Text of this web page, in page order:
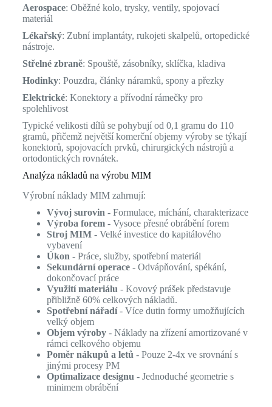
Aerospace: Oběžné kolo, trysky, ventily, spojovací
materiál
Lékařský: Zubní implantáty, rukojeti skalpelů, ortopedické
nástroje.
Střelné zbraně: Spouště, zásobníky, sklíčka, kladiva
Hodinky: Pouzdra, články náramků, spony a přezky
Elektrické: Konektory a přívodní rámečky pro
spolehlivost
Typické velikosti dílů se pohybují od 0,1 gramu do 110
gramů, přičemž největší komerční objemy výroby se týkají
konektorů, spojovacích prvků, chirurgických nástrojů a
ortodontických rovnátek.
Analýza nákladů na výrobu MIM
Výrobní náklady MIM zahrnují:
Vývoj surovin - Formulace, míchání, charakterizace
Výroba forem- Vysoce přesné obrábění forem
Stroj MIM- Velké investice do kapitálového
vybavení
Úkon - Práce, služby, spotřební materiál
Sekundární operace- Odvápňování, spékání,
dokončovací práce
Využití materiálu - Kovový prášek představuje
přibližně 60% celkových nákladů.
Spotřební nářadí- Více dutin formy umožňujících
velký objem
Objem výroby- Náklady na zřízení amortizované v
rámci celkového objemu
Poměr nákupů a letů - Pouze 2-4x ve srovnání s
jinými procesy PM
Optimalizace designu - Jednoduché geometrie s
minimem obrábění